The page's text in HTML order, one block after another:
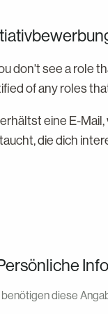
don't see a role
of any roles
eine E-
die dich
diese